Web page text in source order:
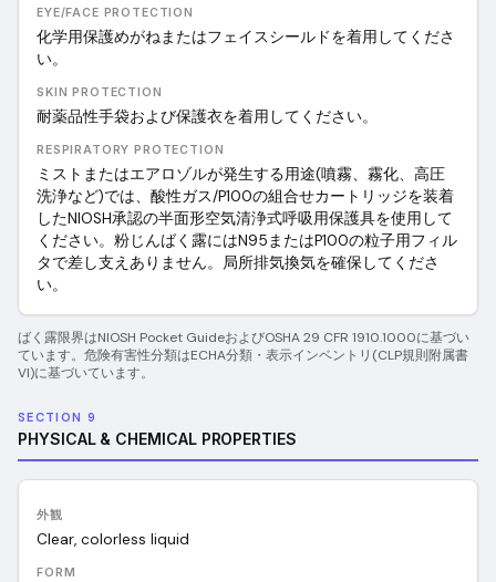
EYE/FACE PROTECTION
化学用保護めがねまたはフェイスシールドを着用してくださ
い。
SKIN PROTECTION
耐薬品性手袋および保護衣を着用してください。
RESPIRATORY PROTECTION
ミストまたはエアロゾルが発生する用途(噴霧、霧化、高圧
洗浄など)では、酸性ガス/P100の組合せカートリッジを装着
したNIOSH承認の半面形空気清浄式呼吸用保護具を使用して
ください。粉じんばく露にはN95またはP100の粒子用フィル
タで差し支えありません。局所排気換気を確保してくださ
い。
ばく露限界はNIOSH Pocket GuideおよびOSHA 29 CFR 1910.1000に基づい
ています。危険有害性分類はECHA分類・表示インベントリ(CLP規則附属書
VI)に基づいています。
SECTION 9
PHYSICAL & CHEMICAL PROPERTIES
外観
Clear, colorless liquid
FORM